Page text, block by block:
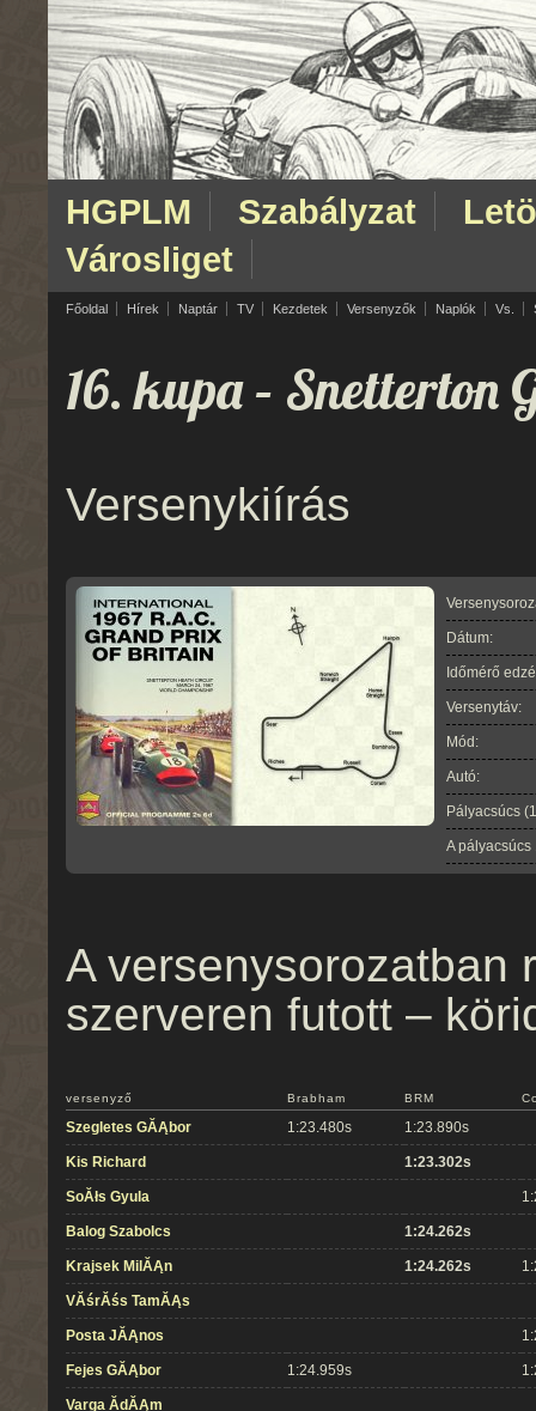
HGPLM Szabályzat
Városliget
Főoldal Hírek Naptár TV Kezdetek Versenyzők Naplók Vs.
16. kupa– Snetterton
Versenykiírás
Dátum:
Időmérő
Versenytáv:
Mód:
Autó:
Pályacsúcs
A pályacsúcs
A versenysorozatban
szerveren futott –
versenyző Brabham BRM
Szegletes GĂĄbor 1:23.480s 1:23.890s
Kis Richard 1:23.302s
SoĂłs Gyula
Balog Szabolcs 1:24.262s
Krajsek MilĂĄn 1:24.262s
VĂśrĂśs TamĂĄs
Posta JĂĄnos
Fejes GĂĄbor 1:24.959s
Varga ĂdĂĄm